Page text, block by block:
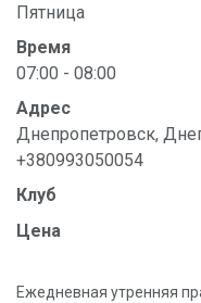
Пятница
Время
07:00 - 08:00
Адрес
Днепропетровск,
+380993050054
Клуб
Цена
Ежедневная утренняя